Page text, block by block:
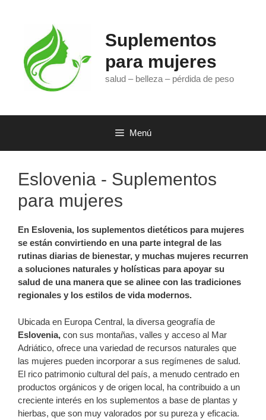
Suplementos
para mujeres
salud – belleza – pérdida de peso
Menú
Eslovenia - Suplementos
para mujeres
En Eslovenia, los suplementos dietéticos para mujeres
se están convirtiendo en una parte integral de las
rutinas diarias de bienestar, y muchas mujeres recurren
a soluciones naturales y holísticas para apoyar su
salud de una manera que se alinee con las tradiciones
regionales y los estilos de vida modernos.
Ubicada en Europa Central, la diversa geografía de
Eslovenia, con sus montañas, valles y acceso al Mar
Adriático, ofrece una variedad de recursos naturales que
las mujeres pueden incorporar a sus regímenes de salud.
El rico patrimonio cultural del país, a menudo centrado en
productos orgánicos y de origen local, ha contribuido a un
creciente interés en los suplementos a base de plantas y
hierbas, que son muy valorados por su pureza y eficacia.